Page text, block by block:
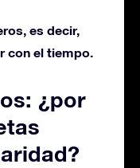
es decir,
con el tiempo.
¿por